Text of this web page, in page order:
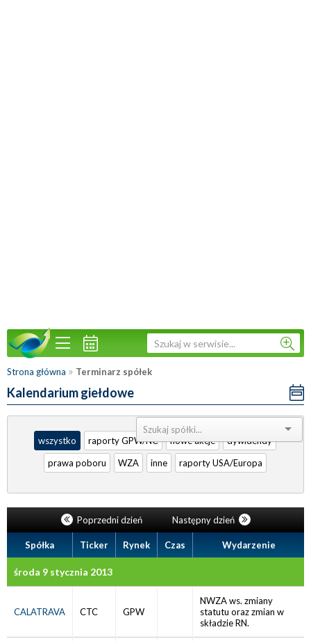
Strona główna » Terminarz spółek
Kalendarium giełdowe
Sortuj:
wszystko
raporty GPW/NC nowe akcje
dywidendy
prawa poboru
WZA inne raporty USA/Europa
Poprzedni dzień Następny dzień
Spółka Ticker Rynek Czas Wydarzenie
środa 9 stycznia 2013
CALATRAVA CTC GPW
NWZA ws. zmiany
statutu oraz zmian w
składzie RN.